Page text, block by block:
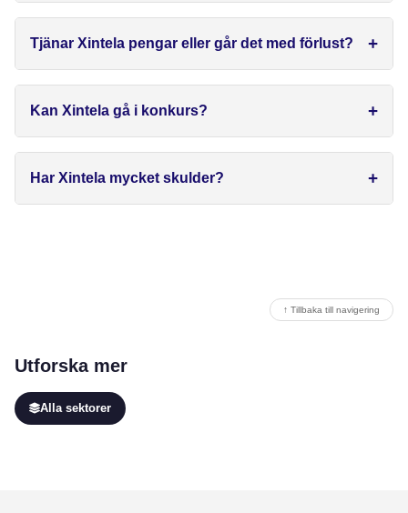
Tjänar Xintela pengar eller går det med förlust?
Kan Xintela gå i konkurs?
Har Xintela mycket skulder?
↑ Tillbaka till navigering
Utforska mer
Alla sektorer